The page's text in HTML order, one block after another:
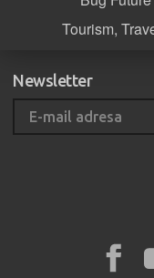
Tourism,
Newsletter